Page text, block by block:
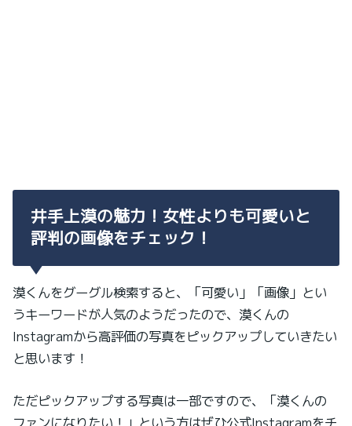
井手上漠の魅力！女性よりも可愛いと
評判の画像をチェック！
漠くんをグーグル検索すると、「可愛い」「画像」とい
うキーワードが人気のようだったので、漠くんの
Instagramから高評価の写真をピックアップしていきたい
と思います！
ただピックアップする写真は一部ですので、「漠くんの